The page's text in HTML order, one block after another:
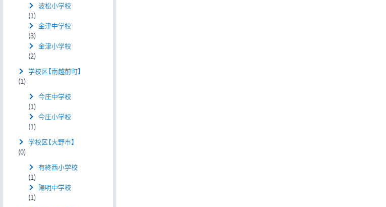
波松小学校
(1)
金津中学校
(3)
金津小学校
(2)
学校区【南越前町】
(1)
今庄中学校
(1)
今庄小学校
(1)
学校区【大野市】
(0)
有終西小学校
(1)
陽明中学校
(1)